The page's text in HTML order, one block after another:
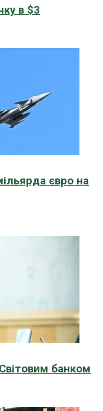
в $3
євро на
банком